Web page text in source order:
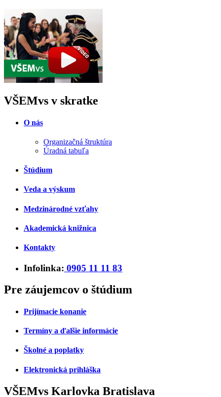
VŠEMvs v skratke
O nás
Organizačná štruktúra
Úradná tabuľa
Štúdium
Veda a výskum
Medzinárodné vzťahy
Akademická knižnica
Kontakty
Infolinka: 0905 11 11 83
Pre záujemcov o štúdium
Prijímacie konanie
Termíny a ďalšie informácie
Školné a poplatky
Elektronická prihláška
VŠEMvs Karlovka Bratislava